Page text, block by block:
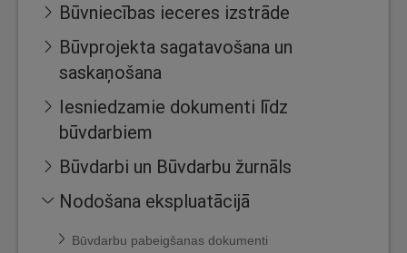
Būvniecības ieceres izstrāde
Būvprojekta sagatavošana un
saskaņošana
Iesniedzamie dokumenti līdz
būvdarbiem
Būvdarbi un Būvdarbu žurnāls
Nodošana ekspluatācijā
Būvdarbu pabeigšanas dokumenti